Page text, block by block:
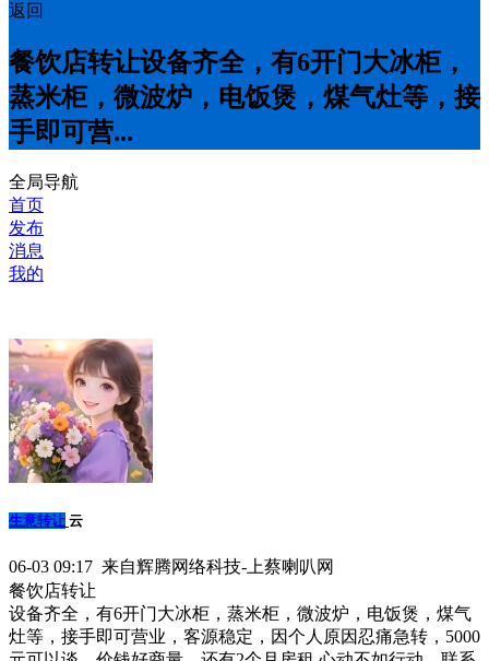
返回
餐饮店转让设备齐全，有6开门大冰柜，
蒸米柜，微波炉，电饭煲，煤气灶等，接
手即可营...
全局导航
首页
发布
消息
我的
生意转让 云
06-03 09:17 来自辉腾网络科技-上蔡喇叭网
餐饮店转让
设备齐全，有6开门大冰柜，蒸米柜，微波炉，电饭煲，煤气
灶等，接手即可营业，客源稳定，因个人原因忍痛急转，5000